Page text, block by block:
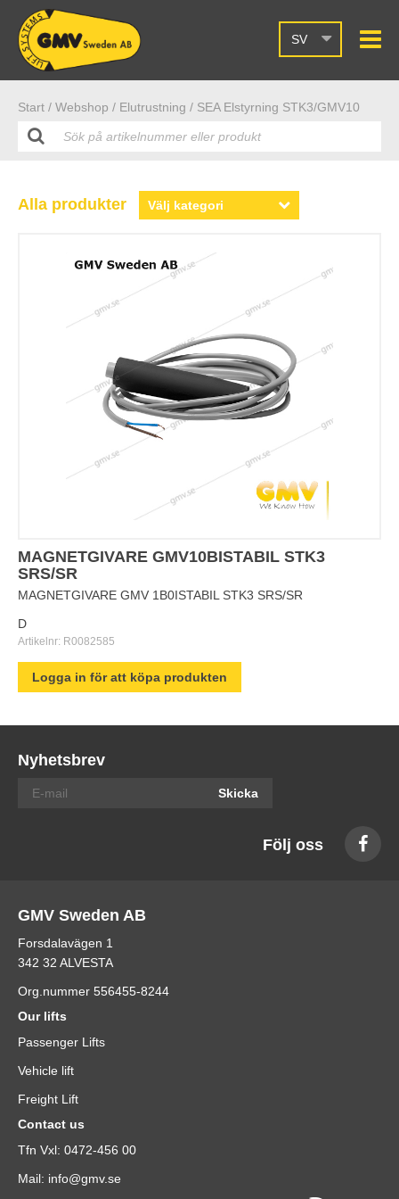
SV
Start / Webshop / Elutrustning / SEA Elstyrning STK3/GMV10
Alla produkter
MAGNETGIVARE GMV10BISTABIL STK3
SRS/SR
MAGNETGIVARE GMV 1B0ISTABIL STK3 SRS/SR
D
Artikelnr: R0082585
Logga in för att köpa produkten
Nyhetsbrev
Skicka
Följ oss
GMV Sweden AB
Forsdalavägen 1
342 32 ALVESTA
Org.nummer 556455-8244
Our lifts
Passenger Lifts
Vehicle lift
Freight Lift
Contact us
Tfn Vxl: 0472-456 00
Mail: info@gmv.se